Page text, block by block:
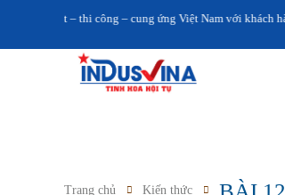
xuất – thi công – cung ứng Việt Nam với khách hàng
Trang chủ Kiến thức